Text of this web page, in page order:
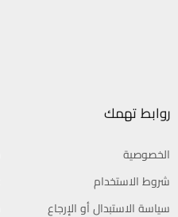
روابط تهمك
الخصوصية
شروط الاستخدام
سياسة الاستبدال أو الإرجاع